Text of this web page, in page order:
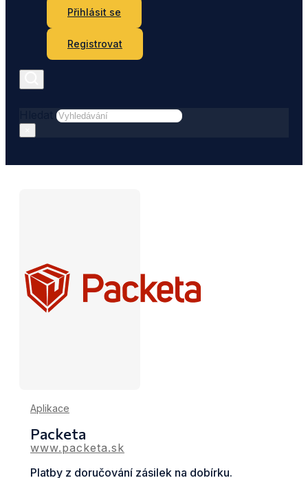
Přihlásit se
Registrovat
Aplikace
Packeta
www.packeta.sk
Platby z doručování zásilek na dobírku.